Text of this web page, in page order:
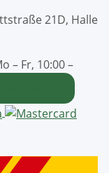
21D, Halle
– Fr, 10:00 –